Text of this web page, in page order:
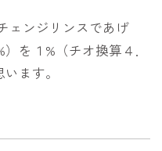
ェンジリンスであげ
を１%（チオ換算４．
ます。